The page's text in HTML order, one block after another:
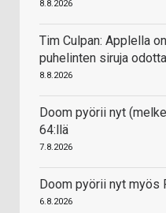
8.8.2026
Tim Culpan: Applella
puhelinten siruja
8.8.2026
Doom pyörii nyt
64:llä
7.8.2026
Doom pyörii nyt myös
6.8.2026